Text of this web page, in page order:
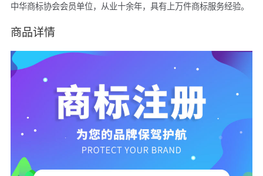
中华商标协会会员单位，从业十余年，具有上万件商标服务经验。
商品详情